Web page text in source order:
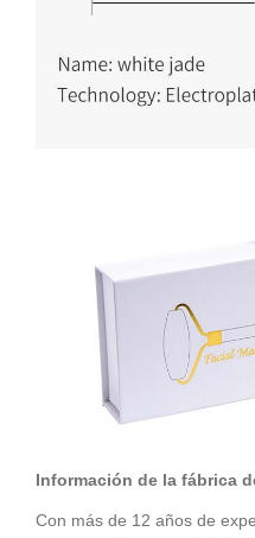
Información de la fábrica
Con más de 12 años de